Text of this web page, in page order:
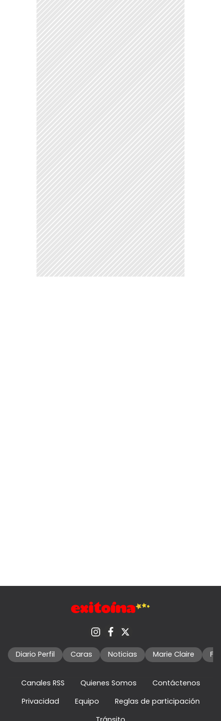
Diario Perfil Caras Noticias Marie Claire
Canales RSS Quienes Somos
Contáctenos
Privacidad
Equipo
Reglas de participación